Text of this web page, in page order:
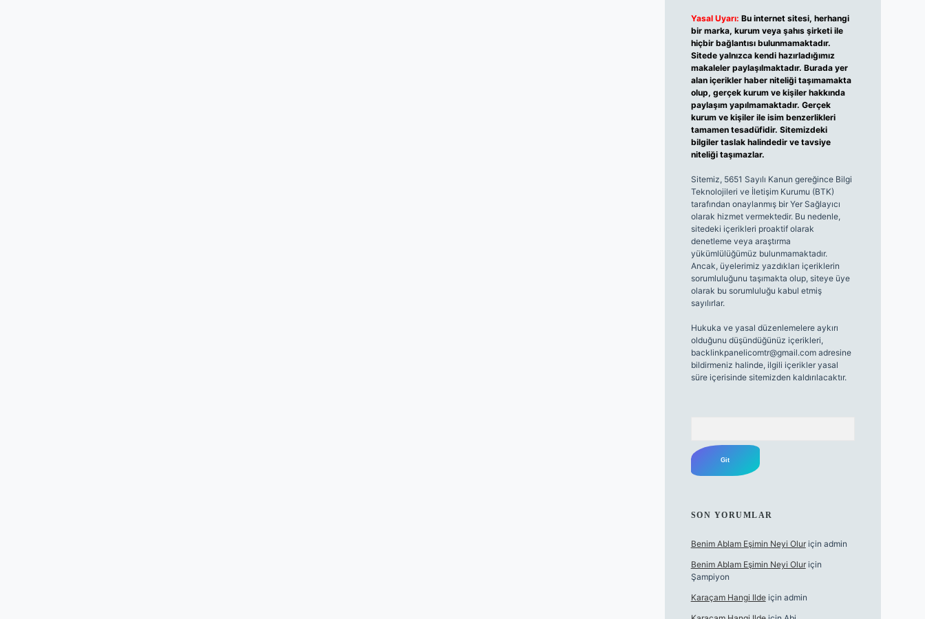
Yasal Uyarı: Bu internet sitesi, herhangi
bir marka, kurum veya şahıs şirketi ile
hiçbir bağlantısı bulunmamaktadır.
Sitede yalnızca kendi hazırladığımız
makaleler paylaşılmaktadır. Burada yer
alan içerikler haber niteliği taşımamakta
olup, gerçek kurum ve kişiler hakkında
paylaşım yapılmamaktadır. Gerçek
kurum ve kişiler ile isim benzerlikleri
tamamen tesadüfidir. Sitemizdeki
bilgiler taslak halindedir ve tavsiye
niteliği taşımazlar.
Sitemiz, 5651 Sayılı Kanun gereğince Bilgi
Teknolojileri ve İletişim Kurumu (BTK)
tarafından onaylanmış bir Yer Sağlayıcı
olarak hizmet vermektedir. Bu nedenle,
sitedeki içerikleri proaktif olarak
denetleme veya araştırma
yükümlülüğümüz bulunmamaktadır.
Ancak, üyelerimiz yazdıkları içeriklerin
sorumluluğunu taşımakta olup, siteye üye
olarak bu sorumluluğu kabul etmiş
sayılırlar.
Hukuka ve yasal düzenlemelere aykırı
olduğunu düşündüğünüz içerikleri,
backlinkpanelicomtr@gmail.comadresine
bildirmeniz halinde, ilgili içerikler yasal
süre içerisinde sitemizden kaldırılacaktır.
SON YORUMLAR
Benim Ablam Eşimin Neyi Oluriçin admin
Benim Ablam Eşimin Neyi Oluriçin
Şampiyon
Karaçam Hangi Ildeiçin admin